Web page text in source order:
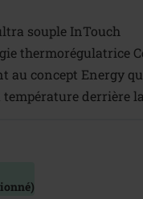
souple InTouch
thermorégulatrice
au concept Energy
derrière